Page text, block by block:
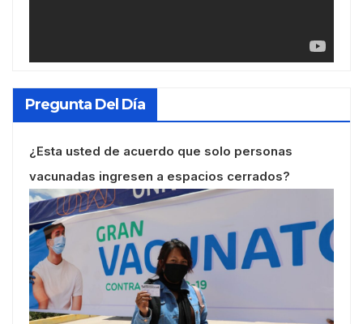
Pregunta Del Día
¿Esta usted de acuerdo que solo personas
vacunadas ingresen a espacios cerrados?